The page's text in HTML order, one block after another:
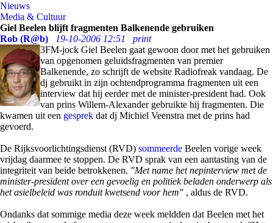
Nieuws
Media & Cultuur
Giel Beelen blijft fragmenten Balkenende gebruiken
Rob (R@b)
19-10-2006 12:51
print
3FM-jock Giel Beelen gaat gewoon door met het gebruiken
van opgenomen geluidsfragmenten van premier
Balkenende, zo schrijft de website Radiofreak vandaag. De
dj gebruikt in zijn ochtendprogramma fragmenten uit een
interview dat hij eerder met de minister-president had. Ook
van prins Willem-Alexander gebruikte hij fragmenten. Die
kwamen uit een gesprek dat dj Michiel Veenstra met de prins had
gevoerd.
De Rijksvoorlichtingsdienst (RVD) sommeerde Beelen vorige week
vrijdag daarmee te stoppen. De RVD sprak van een aantasting van de
integriteit van beide betrokkenen. "Met name het nepinterview met de
minister-president over een gevoelig en politiek beladen onderwerp als
het asielbeleid was ronduit kwetsend voor hem" , aldus de RVD.
Ondanks dat sommige media deze week meldden dat Beelen met het